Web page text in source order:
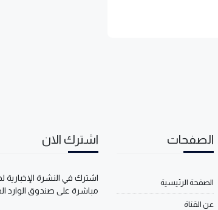
الصفحات
الصفحة الرئيسية
عن القناة
اشترك الان
اشترك في النشرة الإخبارية
مباشرة على صندوق الوارد